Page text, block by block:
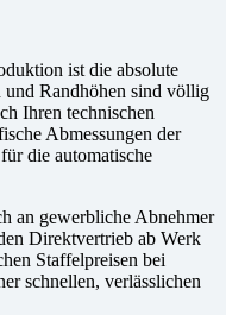
ist die absolute
Randhöhen sind völlig
Ihren technischen
Abmessungen der
die automatische
an gewerbliche Abnehmer
Direktvertrieb ab Werk
Staffelpreisen bei
schnellen, verlässlichen